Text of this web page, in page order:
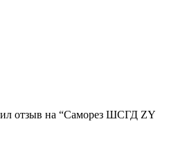
отзыв на “Саморез ШСГД ZY